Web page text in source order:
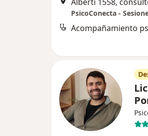
PsicoConecta -
Acompañamiento